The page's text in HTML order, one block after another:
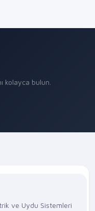
kolayca bulun.